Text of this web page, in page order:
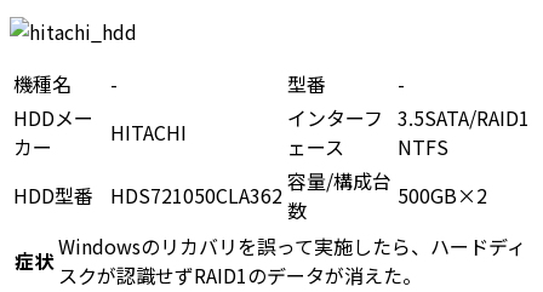
機種名 - 型番
-
HDDメー
カー
HITACHI
インターフ
ェース
3.5SATA/RAID1
NTFS
HDD型番
HDS721050CLA362容量/構成台
数
500GB×2
症状Windowsのリカバリを誤って実施したら、ハードディ
スクが認識せずRAID1のデータが消えた。